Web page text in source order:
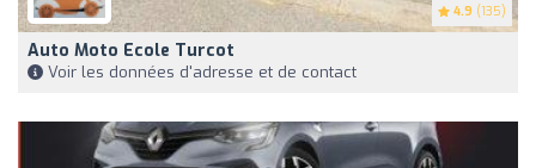
4.9 (135)
Auto Moto Ecole Turcot
Voir les données d'adresse et de contact